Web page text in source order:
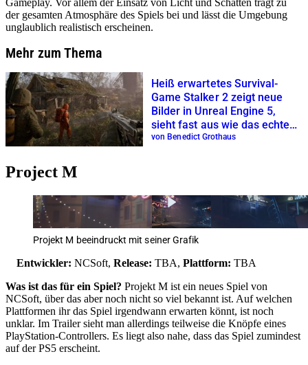
Gameplay. Vor allem der Einsatz von Licht und Schatten trägt zu
der gesamten Atmosphäre des Spiels bei und lässt die Umgebung
unglaublich realistisch erscheinen.
Mehr zum Thema
Heiß erwartetes Survival-
Game Stalker 2 zeigt neue
Bilder in Unreal Engine 5,
sieht fast aus wie das echte
Tschernobyl
von Benedict Grothaus
Project M
Projekt M beeindruckt mit seiner Grafik
Entwickler: NCSoft, Release: TBA, Plattform: TBA
Was ist das für ein Spiel? Projekt M ist ein neues Spiel von
NCSoft, über das aber noch nicht so viel bekannt ist. Auf welchen
Plattformen ihr das Spiel irgendwann erwarten könnt, ist noch
unklar. Im Trailer sieht man allerdings teilweise die Knöpfe eines
PlayStation-Controllers. Es liegt also nahe, dass das Spiel zumindest
auf der PS5 erscheint.